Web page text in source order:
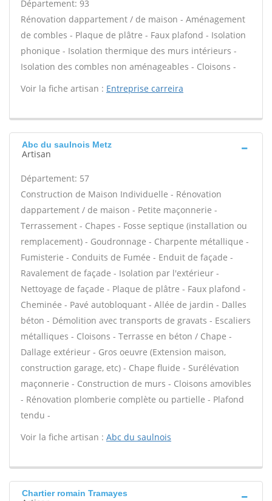
Département: 93
Rénovation dappartement / de maison - Aménagement
de combles - Plaque de plâtre - Faux plafond - Isolation
phonique - Isolation thermique des murs intérieurs -
Isolation des combles non aménageables - Cloisons -
Voir la fiche artisan : Entreprise carreira
Abc du saulnois Metz
Artisan
Département: 57
Construction de Maison Individuelle - Rénovation
dappartement / de maison - Petite maçonnerie -
Terrassement - Chapes - Fosse septique (installation ou
remplacement) - Goudronnage - Charpente métallique -
Fumisterie - Conduits de Fumée - Enduit de façade -
Ravalement de façade - Isolation par l'extérieur -
Nettoyage de façade - Plaque de plâtre - Faux plafond -
Cheminée - Pavé autobloquant - Allée de jardin - Dalles
béton - Démolition avec transports de gravats - Escaliers
métalliques - Cloisons - Terrasse en béton / Chape -
Dallage extérieur - Gros oeuvre (Extension maison,
construction garage, etc) - Chape fluide - Surélévation
maçonnerie - Construction de murs - Cloisons amovibles
- Rénovation plomberie complète ou partielle - Plafond
tendu -
Voir la fiche artisan : Abc du saulnois
Chartier romain Tramayes